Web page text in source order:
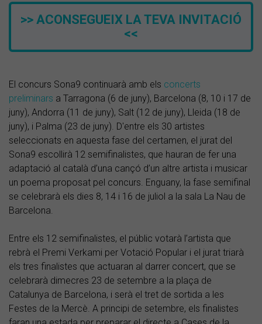
>> ACONSEGUEIX LA TEVA INVITACIÓ
<<
El concurs Sona9 continuarà amb els concerts
preliminars a Tarragona (6 de juny), Barcelona (8, 10 i 17 de
juny), Andorra (11 de juny), Salt (12 de juny), Lleida (18 de
juny), i Palma (23 de juny). D'entre els 30 artistes
seleccionats en aquesta fase del certamen, el jurat del
Sona9 escollirà 12 semifinalistes, que hauran de fer una
adaptació al català d’una cançó d’un altre artista i musicar
un poema proposat pel concurs. Enguany, la fase semifinal
se celebrarà els dies 8, 14 i 16 de juliol a la sala La Nau de
Barcelona.
Entre els 12 semifinalistes, el públic votarà l’artista que
rebrà el Premi Verkami per Votació Popular i el jurat triarà
els tres finalistes que actuaran al darrer concert, que se
celebrarà dimecres 23 de setembre a la plaça de
Catalunya de Barcelona, i serà el tret de sortida a les
Festes de la Mercè. A principi de setembre, els finalistes